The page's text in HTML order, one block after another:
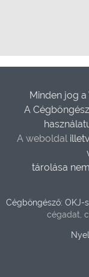
Minden jog a
A
A weboldal
tárolása
Cégböngésző: OKJ-
cégadat,